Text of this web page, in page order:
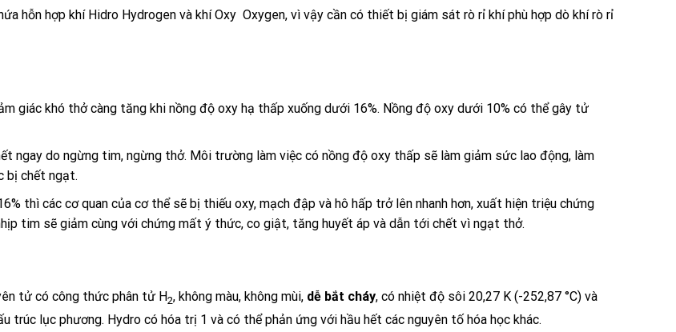
hỗn hợp khí Hidro Hydrogen và khí Oxy Oxygen, vì vậy cần có thiết bị giám sát rò rỉ khíphù hợp dò khírò rỉ
giác khó thở càng tăng khi nồng độ oxy hạ thấp xuống dưới 16%. Nồng độ oxy dưới 10% có thể gây tử
ngay do ngừng tim, ngừng thở. Môi trường làm việc có nồng độ oxy thấp sẽ làm giảm sức lao động, làm
bị chết ngạt.
thì các cơ quan của cơ thể sẽ bị thiếu oxy, mạch đập và hô hấp trở lên nhanh hơn, xuất hiện triệu chứng
tim sẽ giảm cùng với chứng mất ý thức, co giật, tăng huyết áp và dẫn tới chết vì ngạt thở.
tử có công thức phân tử H2, không màu, không mùi, dễ bắt cháy, có nhiệt độ sôi 20,27 K (-252,87 °C) và
trúc lục phương. Hydro có hóa trị 1 và có thể phản ứng với hầu hết các nguyên tố hóa học khác.